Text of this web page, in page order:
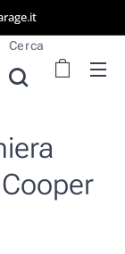
Cerca